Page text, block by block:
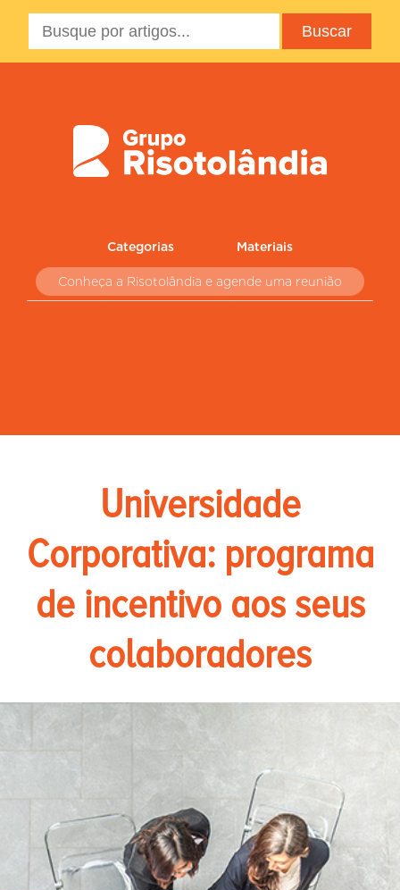
Categorias Materiais
Conheça a Risotolândia e agende uma reunião
Universidade
Corporativa: programa
de incentivo aos seus
colaboradores